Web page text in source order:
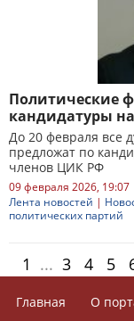
Политические
кандидатуры
До 20 февраля все
предложат по
членов ЦИК РФ
09 февраля 2026, 19:07
Лента новостей |
политических партий
1 ... 3 4 5
Главная О